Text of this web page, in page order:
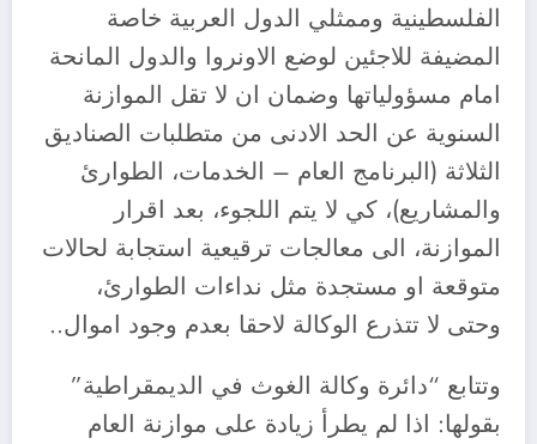
الفلسطينية وممثلي الدول العربية خاصة
المضيفة للاجئين لوضع الاونروا والدول المانحة
امام مسؤولياتها وضمان ان لا تقل الموازنة
السنوية عن الحد الادنى من متطلبات الصناديق
الثلاثة (البرنامج العام – الخدمات، الطوارئ
والمشاريع)، كي لا يتم اللجوء، بعد اقرار
الموازنة، الى معالجات ترقيعية استجابة لحالات
متوقعة او مستجدة مثل نداءات الطوارئ،
وحتى لا تتذرع الوكالة لاحقا بعدم وجود اموال..
وتتابع “دائرة وكالة الغوث في الديمقراطية”
بقولها: اذا لم يطرأ زيادة على موازنة العام